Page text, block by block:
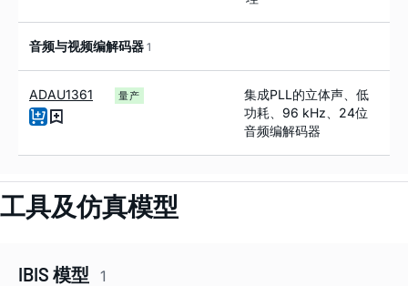
音频与视频编解码器 1
ADAU1361 量产
集成PLL的立体声、低
功耗、96 kHz、24位
音频编解码器
工具及仿真模型
IBIS 模型 1